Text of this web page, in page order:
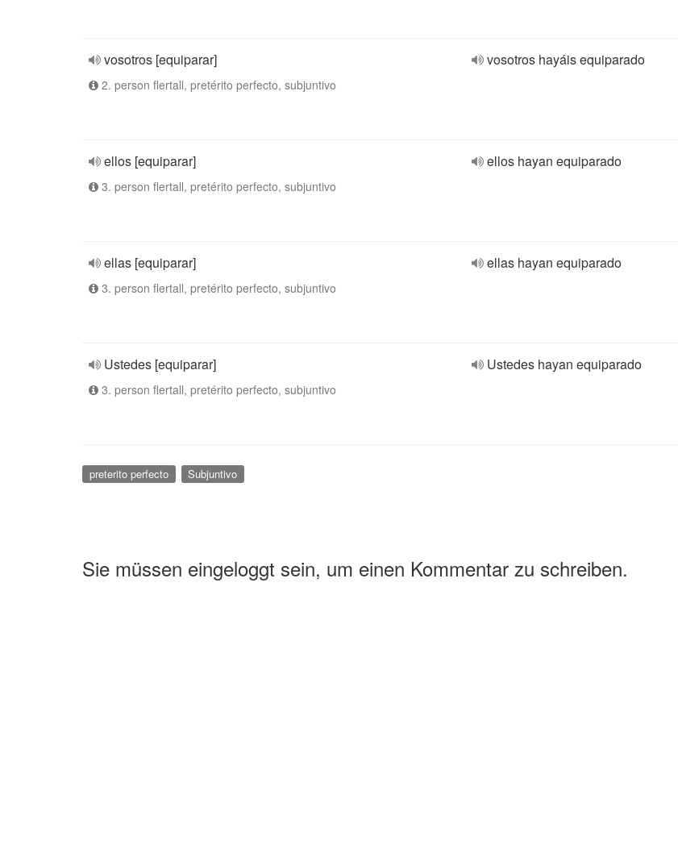
vosotros [equiparar]
2. person flertall, pretérito perfecto, subjuntivo
vosotros hayáis equiparado
ellos [equiparar]
3. person flertall, pretérito perfecto, subjuntivo
ellos hayan equiparado
ellas [equiparar]
3. person flertall, pretérito perfecto, subjuntivo
ellas hayan equiparado
Ustedes [equiparar]
3. person flertall, pretérito perfecto, subjuntivo
Ustedes hayan equiparado
preterito perfecto Subjuntivo
Sie müssen eingeloggt sein, um einen Kommentar zu schreiben.